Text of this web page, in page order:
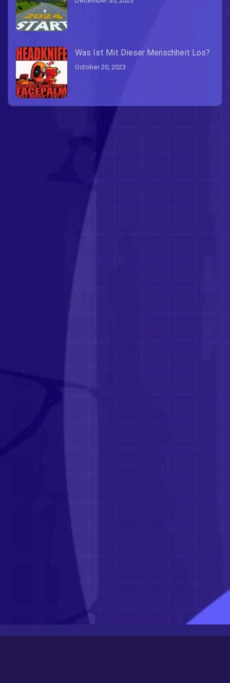
Was Ist Mit Dieser Menschheit Los?
October 20, 2023